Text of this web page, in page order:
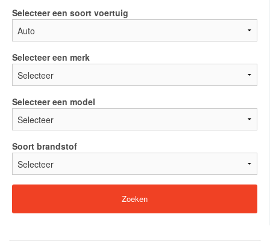
Selecteer een soort voertuig
Selecteer een merk
Selecteer een model
Soort brandstof